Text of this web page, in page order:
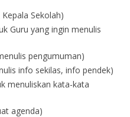
Sekolah)
Guru yang ingin menulis
pengumuman)
info sekilas, info pendek)
menuliskan kata-kata
agenda)